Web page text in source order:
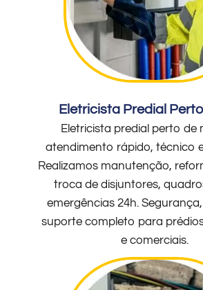
Eletricista Predial
Eletricista predial perto de
atendimento rápido, técnico
Realizamos manutenção,
troca de disjuntores,
emergências 24h.
suporte completo para
e comerciais.